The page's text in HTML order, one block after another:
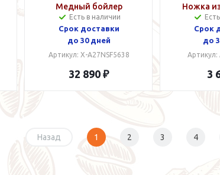
Медный бойлер
Есть в наличии
Срок доставки
до 30 дней
Артикул: X-A27NSF5638
32 890 ₽
Ножка
Срок
до
Артикул:
3
Назад 1 2 3 4